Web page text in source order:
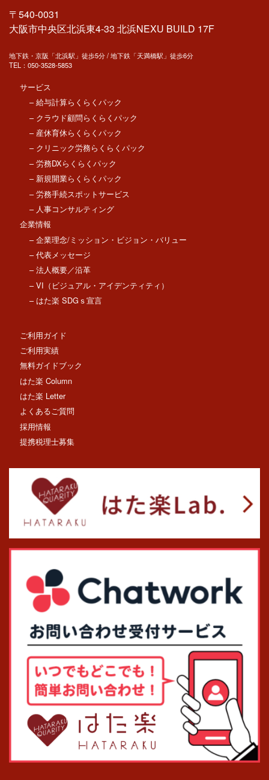
〒540-0031
大阪市中央区北浜東4-33 北浜NEXU BUILD 17F
地下鉄・京阪「北浜駅」徒歩5分 / 地下鉄「天満橋駅」徒歩6分
TEL： 050-3528-5853
サービス
– 給与計算らくらくパック
– クラウド顧問らくらくパック
– 産休育休らくらくパック
– クリニック労務らくらくパック
– 労務DXらくらくパック
– 新規開業らくらくパック
– 労務手続スポットサービス
– 人事コンサルティング
企業情報
– 企業理念/ミッション・ビジョン・バリュー
– 代表メッセージ
– 法人概要／沿革
– VI（ビジュアル・アイデンティティ）
– はた楽 SDGｓ宣言
ご利用ガイド
ご利用実績
無料ガイドブック
はた楽 Column
はた楽 Letter
よくあるご質問
採用情報
提携税理士募集